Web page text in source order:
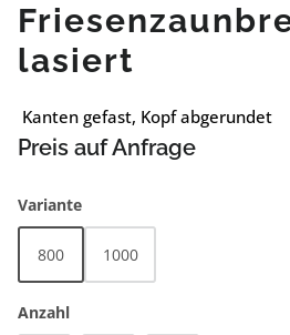
lasiert
Kanten gefast, Kopf abgerundet
Preis auf Anfrage
Varianteauswählen
800 1000
Anzahl